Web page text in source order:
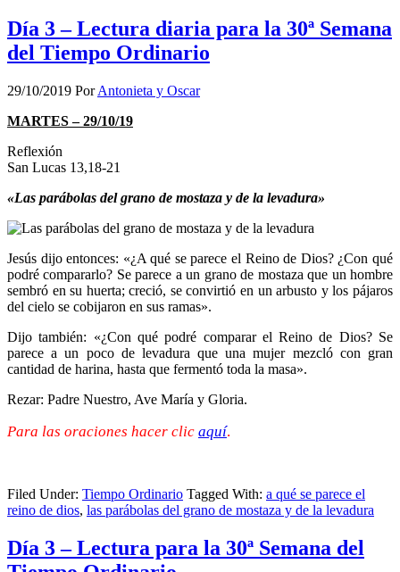
Día 3 – Lectura diaria para la 30ª Semana
del Tiempo Ordinario
29/10/2019 PorAntonieta y Oscar
MARTES – 29/10/19
Reflexión
San Lucas 13,18-21
«Las parábolas del grano de mostaza y de la levadura»
Jesús dijo entonces: «¿A qué se parece el Reino de Dios? ¿Con qué
podré compararlo? Se parece a un grano de mostaza que un hombre
sembró en su huerta; creció, se convirtió en un arbusto y los pájaros
del cielo se cobijaron en sus ramas».
Dijo también: «¿Con qué podré comparar el Reino de Dios? Se
parece a un poco de levadura que una mujer mezcló con gran
cantidad de harina, hasta que fermentó toda la masa».
Rezar: Padre Nuestro, Ave María y Gloria.
Para las oraciones hacer clic aquí.
Filed Under: Tiempo Ordinario Tagged With: a qué se parece el
reino de dios, las parábolas del grano de mostaza y de la levadura
Día 3 – Lectura para la 30ª Semana del